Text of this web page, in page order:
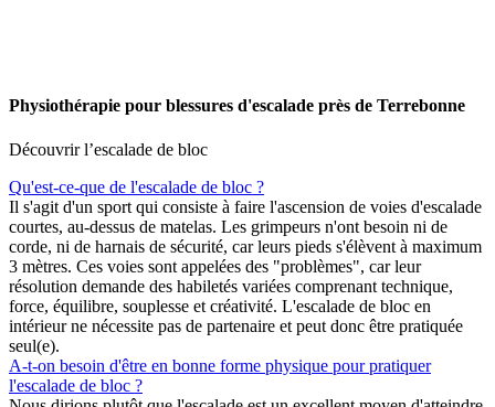
Physiothérapie pour blessures d'escalade près de Terrebonne
Découvrir l’escalade de bloc
Qu'est-ce-que de l'escalade de bloc ?
Il s'agit d'un sport qui consiste à faire l'ascension de voies d'escalade
courtes, au-dessus de matelas. Les grimpeurs n'ont besoin ni de
corde, ni de harnais de sécurité, car leurs pieds s'élèvent à maximum
3 mètres. Ces voies sont appelées des "problèmes", car leur
résolution demande des habiletés variées comprenant technique,
force, équilibre, souplesse et créativité. L'escalade de bloc en
intérieur ne nécessite pas de partenaire et peut donc être pratiquée
seul(e).
A-t-on besoin d'être en bonne forme physique pour pratiquer
l'escalade de bloc ?